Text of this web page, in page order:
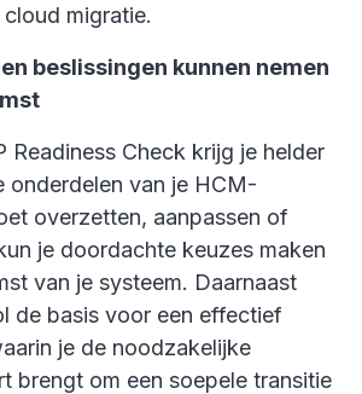
migratie.
beslissingen kunnen nemen
Readiness Check krijg je helder
onderdelen van je HCM-
overzetten, aanpassen of
je doordachte keuzes maken
van je systeem. Daarnaast
de basis voor een effectief
je de noodzakelijke
brengt om een soepele transitie